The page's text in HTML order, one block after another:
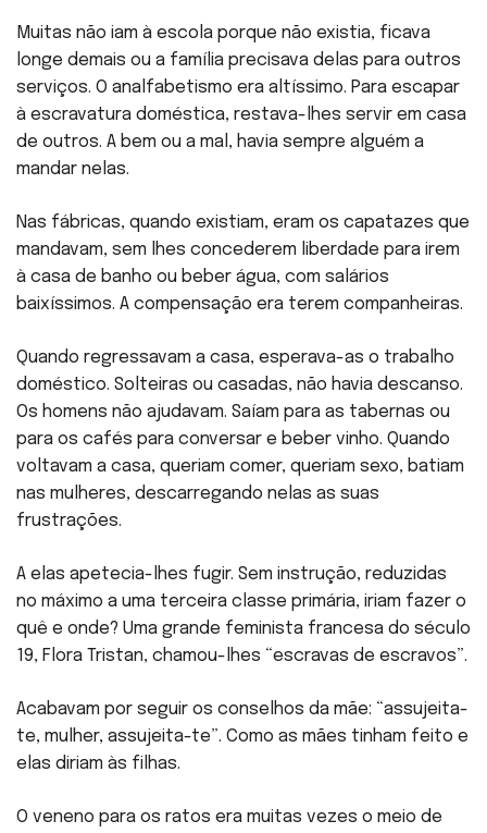
Muitas não iam à escola porque não existia, ficava
longe demais ou a família precisava delas para outros
serviços. O analfabetismo era altíssimo. Para escapar
à escravatura doméstica, restava-lhes servir em casa
de outros. A bem ou a mal, havia sempre alguém a
mandar nelas.
Nas fábricas, quando existiam, eram os capatazes que
mandavam, sem lhes concederem liberdade para irem
à casa de banho ou beber água, com salários
baixíssimos. A compensação era terem companheiras.
Quando regressavam a casa, esperava-as o trabalho
doméstico. Solteiras ou casadas, não havia descanso.
Os homens não ajudavam. Saíam para as tabernas ou
para os cafés para conversar e beber vinho. Quando
voltavam a casa, queriam comer, queriam sexo, batiam
nas mulheres, descarregando nelas as suas
frustrações.
A elas apetecia-lhes fugir. Sem instrução, reduzidas
no máximo a uma terceira classe primária, iriam fazer o
quê e onde? Uma grande feminista francesa do século
19, Flora Tristan, chamou-lhes “escravas de escravos”.
Acabavam por seguir os conselhos da mãe: “assujeita-
te, mulher, assujeita-te”. Como as mães tinham feito e
elas diriam às filhas.
O veneno para os ratos era muitas vezes o meio de